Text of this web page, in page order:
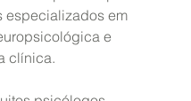
especializados em
e
clínica.